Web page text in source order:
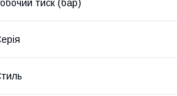
тиск (бар)